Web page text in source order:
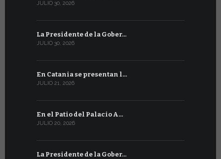
JULIO 30, 2026
La Presidente de la Gober…
JULIO 30, 2026
En Catania se presentan l…
JULIO 21, 2026
En el Patio del Palacio A…
JULIO 20, 2026
La Presidente de la Gober…